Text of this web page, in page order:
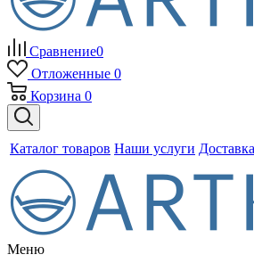
Сравнение0
Отложенные 0
Корзина 0
Каталог товаров Наши услуги Доставка
Меню